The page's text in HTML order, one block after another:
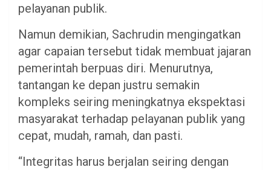
pelayanan publik.
Namun demikian, Sachrudin mengingatkan
agar capaian tersebut tidak membuat jajaran
pemerintah berpuas diri. Menurutnya,
tantangan ke depan justru semakin
kompleks seiring meningkatnya ekspektasi
masyarakat terhadap pelayanan publik yang
cepat, mudah, ramah, dan pasti.
“Integritas harus berjalan seiring dengan